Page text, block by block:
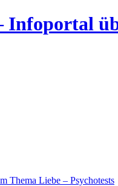
Infoportal
Thema Liebe – Psychotests